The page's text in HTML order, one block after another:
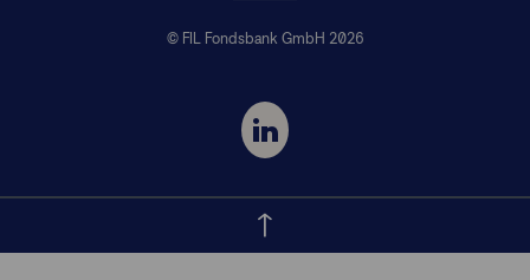
© FIL Fondsbank GmbH 2026